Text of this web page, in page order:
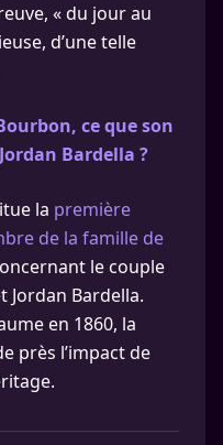
« du jour au
d’une telle
ce que son
Bardella ?
la première
de la famille de
le couple
Jordan Bardella.
en 1860, la
près l’impact de